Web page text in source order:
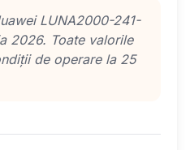
LUNA2000-241-
2026. Toate valorile
de operare la 25